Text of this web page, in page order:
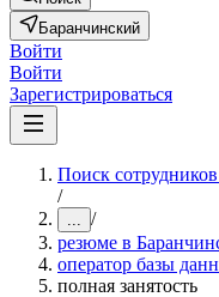
Баранчинский
Войти
Войти
Зарегистрироваться
Поиск
/
... /
резюме в
оператор базы
полная занятость